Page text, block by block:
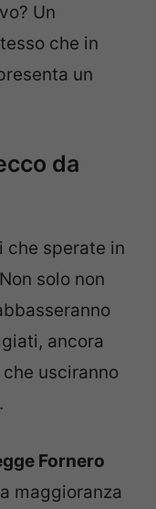
Un
che in
un
da
che sperate in
solo non
ancora
usciranno
Fornero
maggioranza